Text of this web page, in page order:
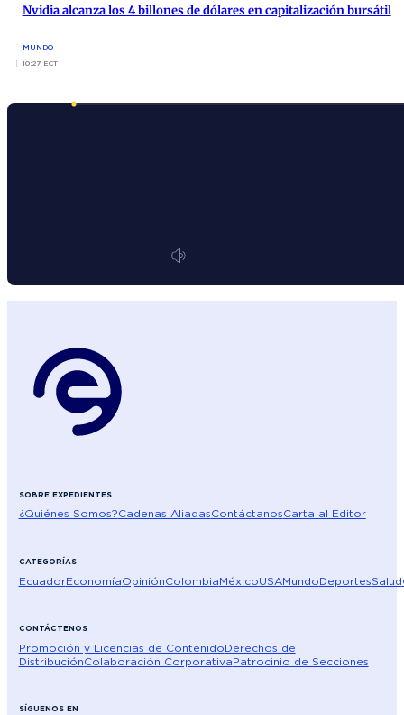
Nvidia alcanza los 4 billones de dólares en capitalización bursátil
MUNDO
10:27 ECT
SOBRE EXPEDIENTES
¿Quiénes Somos?Cadenas AliadasContáctanosCarta al Editor
CATEGORÍAS
EcuadorEconomíaOpiniónColombiaMéxicoUSAMundoDeportesSalud
CONTÁCTENOS
Promoción y Licencias de ContenidoDerechos de
DistribuciónColaboración CorporativaPatrocinio de Secciones
SÍGUENOS EN